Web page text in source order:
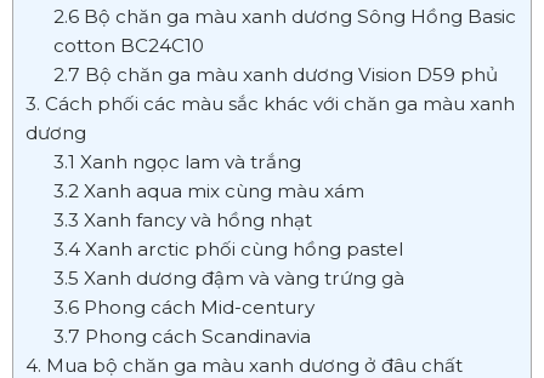
2.6 Bộ chăn ga màu xanh dương Sông Hồng Basic
cotton BC24C10
2.7 Bộ chăn ga màu xanh dương Vision D59 phủ
3. Cách phối các màu sắc khác với chăn ga màu xanh
dương
3.1 Xanh ngọc lam và trắng
3.2 Xanh aqua mix cùng màu xám
3.3 Xanh fancy và hồng nhạt
3.4 Xanh arctic phối cùng hồng pastel
3.5 Xanh dương đậm và vàng trứng gà
3.6 Phong cách Mid-century
3.7 Phong cách Scandinavia
4. Mua bộ chăn ga màu xanh dương ở đâu chất